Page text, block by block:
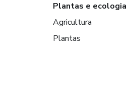
Plantas e ecologia
Agricultura
Plantas